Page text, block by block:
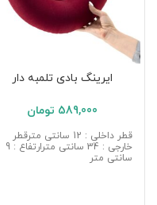
ایرینگ بادی تلمبه دار
589,000 تومان
قطر داخلی : 12 سانتی مترقطر
خارجی : 34 سانتی مترارتفاع : 9
سانتی متر